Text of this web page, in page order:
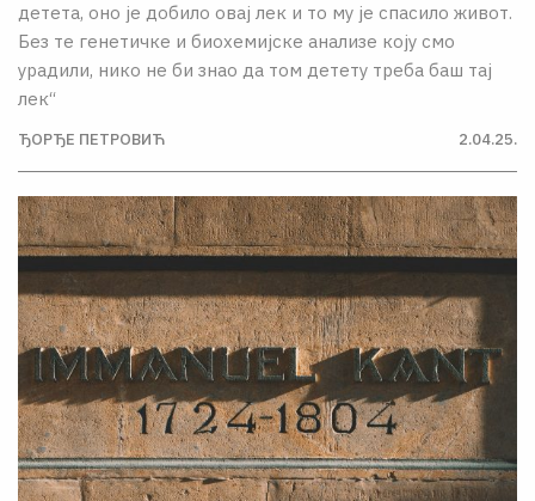
детета, оно је добило овај лек и то му је спасило живот.
Без те генетичке и биохемијске анализе коју смо
урадили, нико не би знао да том детету треба баш тај
лек“
ЂОРЂЕ ПЕТРОВИЋ 2.04.25.